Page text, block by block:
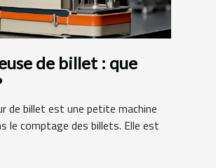
de billet : que
de billet est une petite machine
le comptage des billets. Elle est